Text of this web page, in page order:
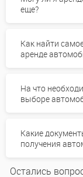
еще?
Как найти
аренде
На что
выборе
Какие
получения
Остались